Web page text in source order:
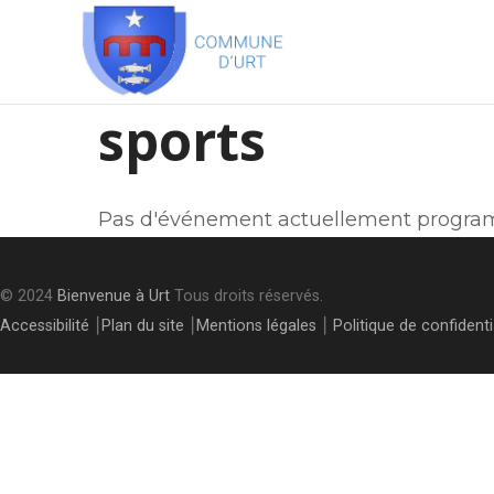
sports
Pas d'événement actuellement
© 2024 Bienvenue à Urt Tous droits réservés.
Accessibilité
Plan du site Mentions légales Politique de